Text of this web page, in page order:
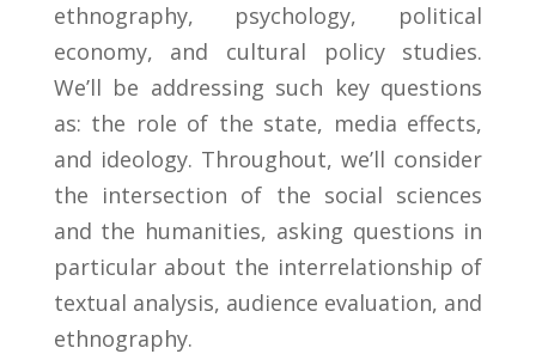
ethnography, psychology, political
economy, and cultural policy studies.
We’ll be addressing such key questions
as: the role of the state, media effects,
and ideology. Throughout, we’ll consider
the intersection of the social sciences
and the humanities, asking questions in
particular about the interrelationship of
textual analysis, audience evaluation, and
ethnography.